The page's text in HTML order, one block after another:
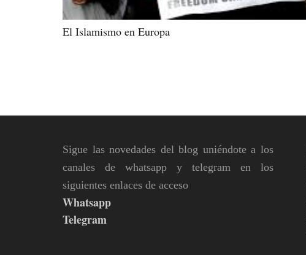
El Islamismo en Europa
Sigue las novedades del blog uniéndote a los
canales de whatsapp y telegram en los
siguientes enlaces de acceso
Whatsapp
Telegram